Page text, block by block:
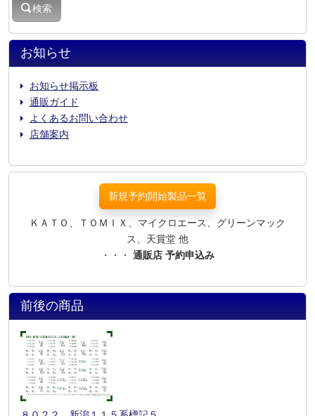
お知らせ
お知らせ掲示板
通販ガイド
よくあるお問い合わせ
店舗案内
検索
新規予約開始製品一覧
ＫＡＴＯ、ＴＯＭＩＸ、マイクロエース、グリーンマック
ス、天賞堂 他
・・・ 通販店 予約申込み
前後の商品